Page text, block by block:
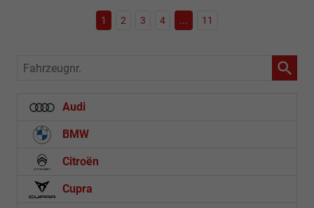
1 2 3 4 ... 11
Fahrzeugnr.
Audi
BMW
Citroën
Cupra